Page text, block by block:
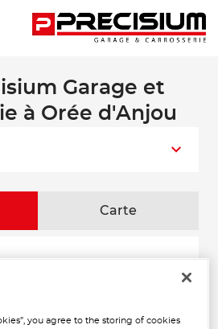
Garage et
à Orée d'Anjou
Carte
LE VIEIL
you agree to the storing of cookies